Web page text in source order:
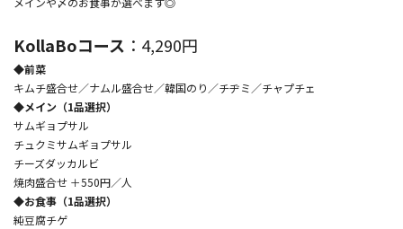
KollaBoコース ：4,290円
◆前菜
キムチ盛合せ／ナムル盛合せ／韓国のり／チヂミ／チャプチェ
◆メイン（1品選択）
サムギョプサル
チュクミサムギョプサル
チーズダッカルビ
焼肉盛合せ ＋550円／人
◆お食事（1品選択）
純豆腐チゲ